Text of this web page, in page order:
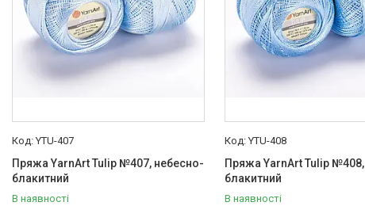
YTU-407
Пряжа YarnArt Tulip №407, небесно-
блакитний
В наявності
YTU-408
Пряжа YarnArt Tulip №408,
блакитний
В наявності